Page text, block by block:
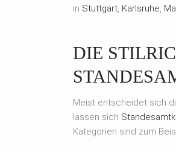
in Stuttgart, Karlsruhe,
DIE
Meist entscheidet sich
lassen sich
Kategorien sind zum